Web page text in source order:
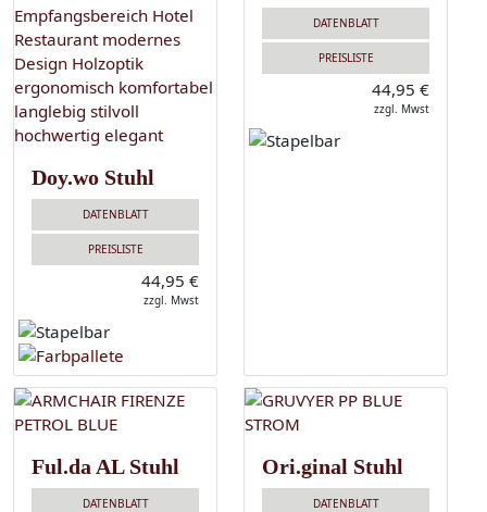
Doy.wo Stuhl
DATENBLATT
PREISLISTE
44,95 €
zzgl. Mwst
DATENBLATT
PREISLISTE
44,95 €
zzgl. Mwst
Ful.da AL Stuhl
DATENBLATT
Ori.ginal Stuhl
DATENBLATT